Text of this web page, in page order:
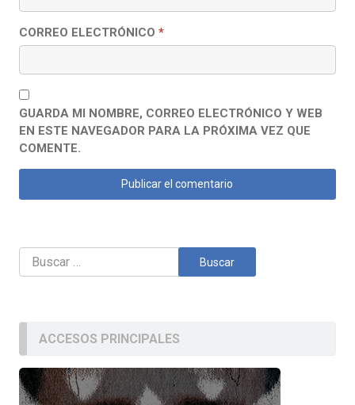
CORREO ELECTRÓNICO *
GUARDA MI NOMBRE, CORREO ELECTRÓNICO Y WEB
EN ESTE NAVEGADOR PARA LA PRÓXIMA VEZ QUE
COMENTE.
Buscar:
ACCESOS PRINCIPALES